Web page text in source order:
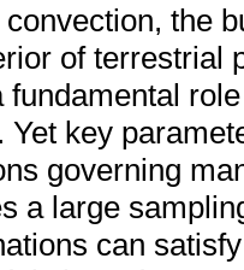
convection, the
of terrestrial
fundamental
Yet key
governing
a large
can